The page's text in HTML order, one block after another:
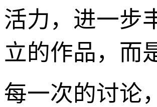
活力，进一步
立的作品，而
每一次的讨论